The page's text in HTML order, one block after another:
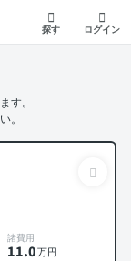
探す ログイン
す。
。
諸費用
11.0万円